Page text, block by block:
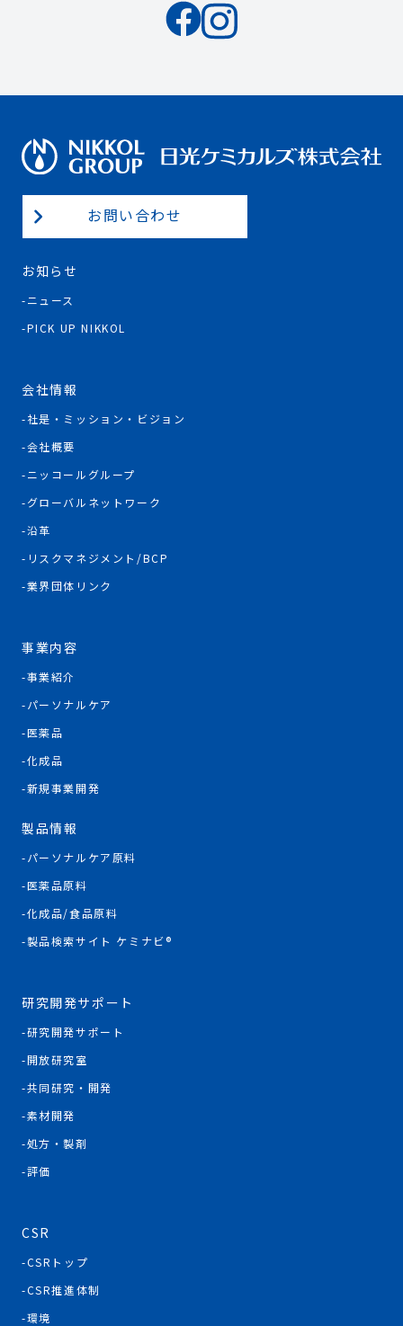
お問い合わせ
お知らせ
ニュース
PICK UP NIKKOL
会社情報
社是・ミッション・ビジョン
会社概要
ニッコールグループ
グローバルネットワーク
沿革
リスクマネジメント/BCP
業界団体リンク
事業内容
事業紹介
パーソナルケア
医薬品
化成品
新規事業開発
製品情報
パーソナルケア原料
医薬品原料
化成品/食品原料
製品検索サイト ケミナビ®
研究開発サポート
研究開発サポート
開放研究室
共同研究・開発
素材開発
処方・製剤
評価
CSR
CSRトップ
CSR推進体制
環境